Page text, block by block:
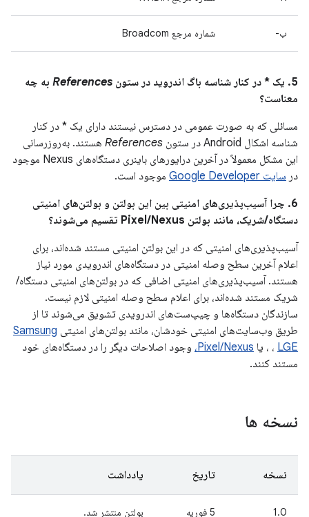
ب- شماره مرجع Broadcom
5. یک * در کنار شناسه باگ اندروید در ستون References به چه
معناست؟
مسائلی که به صورت عمومی در دسترس نیستند دارای یک * در کنار
شناسه اشکال Android در ستون
References هستند. به‌روزرسانی
این مشکل معمولاً در آخرین درایورهای باینری دستگاه‌های Nexus موجود
در سایت Google Developer
موجود است.
6. چرا آسیب‌پذیری‌های امنیتی بین این بولتن و بولتن‌های امنیتی
دستگاه/شریک، مانند بولتن Pixel/Nexus تقسیم می‌شوند؟
آسیب‌پذیری‌های امنیتی که در این بولتن امنیتی مستند شده‌اند، برای
اعلام آخرین سطح وصله امنیتی در دستگاه‌های اندرویدی مورد نیاز
هستند. آسیب‌پذیری‌های امنیتی اضافی که در بولتن‌های امنیتی دستگاه/
شریک مستند شده‌اند، برای اعلام سطح وصله امنیتی لازم نیست.
سازندگان دستگاه‌ها و چیپ‌ست‌های اندرویدی تشویق می‌شوند تا از
طریق وب‌سایت‌های امنیتی خودشان، مانند بولتن‌های امنیتی Samsung
، LGE ، یا Pixel/Nexus، وجود اصلاحات دیگر را در دستگاه‌های خود
مستند کنند.
نسخه ها
نسخه تاریخ یادداشت
1.0
5 فوریه
بولتن منتشر شد.